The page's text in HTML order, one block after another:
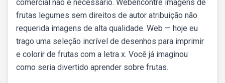
comercial não é necessário. Webencontre imagens de
frutas legumes sem direitos de autor atribuição não
requerida imagens de alta qualidade. Web — hoje eu
trago uma seleção incrível de desenhos para imprimir
e colorir de frutas com a letra x. Você já imaginou
como seria divertido aprender sobre frutas.